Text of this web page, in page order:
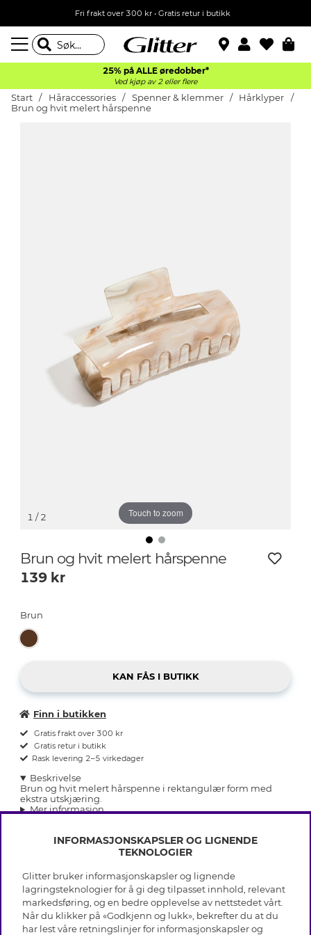
Fri frakt over 300 kr • Gratis retur i butikk
25% på ALLE øredobber*
Ved kjøp av 2 eller flere
Start Håraccessories Spenner & klemmer
Hårklyper
Brun og hvit melert hårspenne
Touch to zoom
1 / 2
Brun og hvit melert hårspenne
139 kr
Brun
Finn i butikken
Gratis frakt over 300 kr
Gratis retur i butikk
Rask levering 2–5 virkedager
Beskrivelse
Brun og hvit melert hårspenne i rektangulær form med
ekstra utskjæring.
Mer informasjon
INFO
Vilkår
Personvern
OM GLITTER
INFORMASJONSKAPSLER OG LIGNENDE
TEKNOLOGIER
Glitter bruker informasjonskapsler og lignende
lagringsteknologier for å gi deg tilpasset innhold, relevant
markedsføring, og en bedre opplevelse av nettstedet vårt.
Når du klikker på «Godkjenn og lukk», bekrefter du at du
har lest våre retningslinjer for informasjonskapsler og